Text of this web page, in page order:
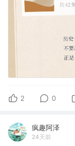
2 0
疯趣阿泽
24天前